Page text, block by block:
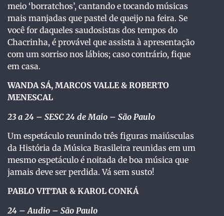
meio ‘borratchos’, cantando e tocando músicas
mais manjadas que pastel de queijo na feira. Se
você for daqueles saudosistas dos tempos do
Chacrinha, é provável que assista à apresentação
com um sorriso nos lábios; caso contrário, fique
em casa.
WANDA SÁ, MARCOS VALLE & ROBERTO
MENESCAL
23 a 24 – SESC 24 de Maio – São Paulo
Um espetáculo reunindo três figuras maiúsculas
da História da Música Brasileira reunidas em um
mesmo espetáculo é noitada de boa música que
jamais deve ser perdida. Vá sem susto!
PABLO VITTAR & KAROL CONKÁ
24 – Audio – São Paulo